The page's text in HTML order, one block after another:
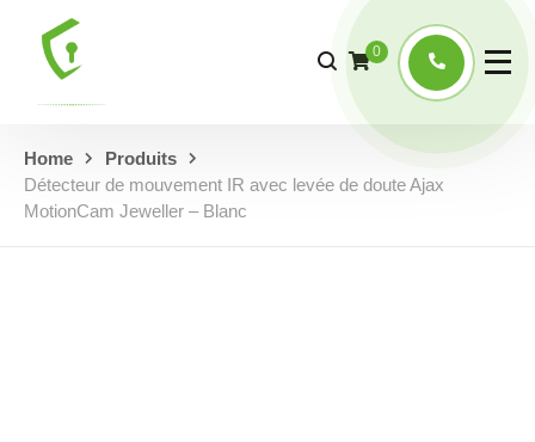
0
Home
Produits
Détecteur de mouvement IR avec levée de doute Ajax
MotionCam Jeweller – Blanc